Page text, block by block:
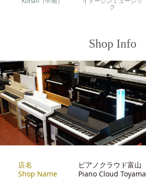
ク
Shop Info
店名
Shop Name
ピアノクラウド富山
Piano Cloud Toyama